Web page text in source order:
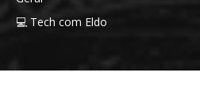
💻 Tech com Eldo